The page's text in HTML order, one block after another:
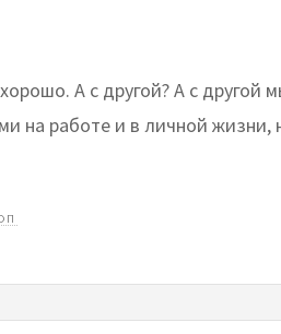
А с другой? А с другой
на работе и в личной жизни,